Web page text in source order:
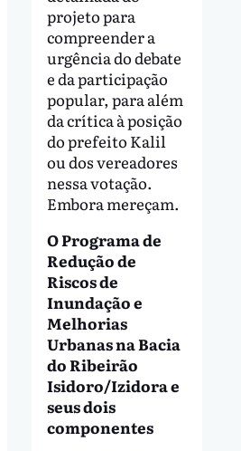
projeto para
compreender a
urgência do debate
e da participação
popular, para além
da crítica à posição
do prefeito Kalil
ou dos vereadores
nessa votação.
Embora mereçam.
O Programa de
Redução de
Riscos de
Inundação e
Melhorias
Urbanas na Bacia
do Ribeirão
Isidoro/Izidora e
seus dois
componentes